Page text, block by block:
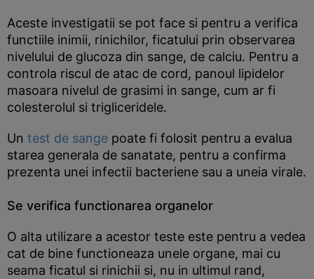
Aceste investigatii se pot face si pentru a verifica
functiile inimii, rinichilor, ficatului prin observarea
nivelului de glucoza din sange, de calciu. Pentru a
controla riscul de atac de cord, panoul lipidelor
masoara nivelul de grasimi in sange, cum ar fi
colesterolul si trigliceridele.
Un test de sange poate fi folosit pentru a evalua
starea generala de sanatate, pentru a confirma
prezenta unei infectii bacteriene sau a uneia virale.
Se verifica functionarea organelor
O alta utilizare a acestor teste este pentru a vedea
cat de bine functioneaza unele organe, mai cu
seama ficatul si rinichii si, nu in ultimul rand,